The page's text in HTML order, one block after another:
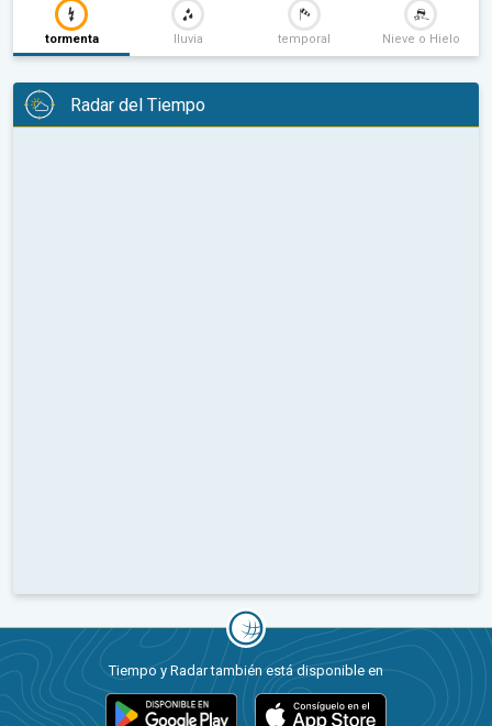
tormenta lluvia temporal Nieve o Hielo
Radar del Tiempo
Tiempo y Radar también está disponible en